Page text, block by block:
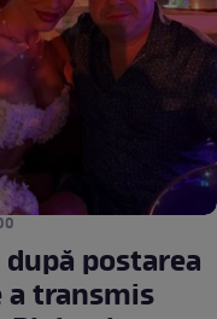
postarea
a transmis